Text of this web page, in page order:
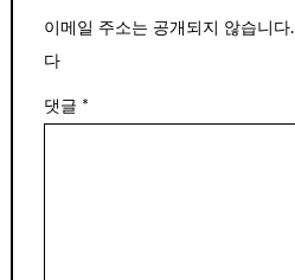
이메일 주소는 공개되지 않습니다.
다
댓글 *